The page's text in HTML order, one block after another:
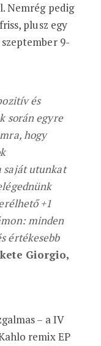
Nemrég pedig
plusz egy
9-
és
során egyre
hogy
saját utunkat
+1
minden
értékesebb
Giorgio,
– a IV
remix EP